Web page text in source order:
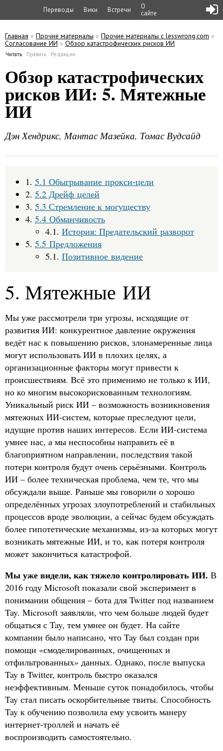
Переводы Вики Встречи
О
сайте
Вы здесь
Главная » Прочие материалы » Прочие материалы с lesswrong.com »
Согласование ИИ » Обзор катастрофических рисков ИИ
Читать (активная вкладка)
Править Редакции
Обзор катастрофических
рисков ИИ: 5. Мятежные
ИИ
Дэн Хендрикс, Мантас Мазейка, Томас Вудсайд
1. 5.1 Обыгрывание прокси-цели
2. 5.2 Дрейф целей
3. 5.3 Стремление к могуществу
4. 5.4 Обманчивость
4.1. История: Предательский разворот
5. 5.5 Предложения
5.1. Позитивное видение
5. Мятежные ИИ
Мы уже рассмотрели три угрозы, исходящие от
развития ИИ: конкурентное давление окружения
ведёт нас к повышению рисков, злонамеренные лица
могут использовать ИИ в плохих целях, а
организационные факторы могут привести к
происшествиям. Всё это применимо не только к ИИ,
но ко многим высокорискованным технологиям.
Уникальный риск ИИ – возможность возникновения
мятежных ИИ-систем, которые преследуют цели,
идущие против наших интересов. Если ИИ-система
умнее нас, а мы неспособны направить её в
благоприятном направлении, последствия такой
потери контроля будут очень серьёзными. Контроль
ИИ – более техническая проблема, чем те, что мы
обсуждали выше. Раньше мы говорили о хорошо
определённых угрозах злоупотреблений и стабильных
процессов вроде эволюции, а сейчас будем обсуждать
более гипотетические механизмы, из-за которых могут
возникать мятежные ИИ, и то, как потеря контроля
может закончиться катастрофой.
Мы уже видели, как тяжело контролировать ИИ. В
2016 году Microsoft показали свой эксперимент в
понимании общения – бота для Twitter под названием
Tay. Microsoft заявляли, что чем больше людей будет
общаться с Tay, тем умнее он будет. На сайте
компании было написано, что Tay был создан при
помощи «смоделированных, очищенных и
отфильтрованных» данных. Однако, после выпуска
Tay в Twitter, контроль быстро оказался
неэффективным. Меньше суток понадобилось, чтобы
Tay стал писать оскорбительные твиты. Способность
Tay к обучению позволила ему усвоить манеру
интернет-троллей и начать её
воспроизводить самостоятельно.